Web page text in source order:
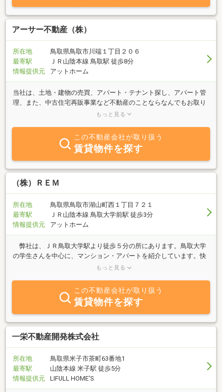
アーサー不動産（株）
所在地
鳥取県鳥取市川端１丁目２０６
最寄駅
ＪＲ山陰本線 鳥取駅 徒歩8分
情報提供元
アットホーム
当社は、土地・建物の売買、アパート・テナント探し、アパート管
理、また、中古住宅再販事業など不動産のことならなんでもお取り
扱いしております。お取り扱いエリアは、東は京都府京丹後市、西
に、ご対応させて頂く従業員は宅地建物取引士資格を取得している
者が多く、その他不動産コンサルティング資格、ＦＰ技能士資格、
損害募集人資格を取得している者がおり、幅広い知識でご対応させ
て頂きます。是非ともお問い合わせ下さい。
もっと見る
この不動産会社が取り扱う
賃貸物件を探す
（株）ＲＥＭ
所在地
鳥取県鳥取市湖山町西１丁目７２１
最寄駅
ＪＲ山陰本線 鳥取大学前駅 徒歩3分
情報提供元
アットホーム
弊社は、ＪＲ鳥取大学駅より徒歩５分の所にあります。鳥取大学
の学生さんを中心に、マンション・アパートを紹介しています。快
適な学生生活をおくる第一歩はお部屋探しから始まります。お気軽
もっと見る
この不動産会社が取り扱う
賃貸物件を探す
一栄不動産開発株式会社
所在地
鳥取県米子市茶町63番地1
最寄駅
山陰本線 米子駅 徒歩5分
情報提供元
LIFULL HOME'S